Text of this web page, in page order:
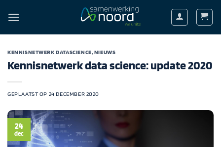
naar
KENNISNETWERK DATASCIENCE, NIEUWS
Kennisnetwerk data science: update 2020
GEPLAATST OP 24 DECEMBER 2020
24
dec